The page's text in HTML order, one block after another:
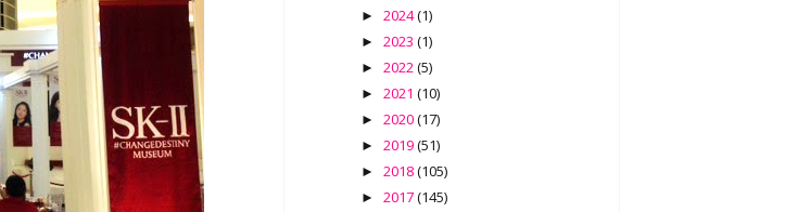
►2024(1)
►2023(1)
►2022(5)
►2021(10)
►2020(17)
►2019(51)
►2018(105)
►2017(145)